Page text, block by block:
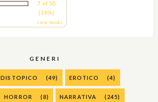
7 of 50
(14%)
view books
GENERI
DISTOPICO (49) EROTICO (4)
HORROR (8) NARRATIVA (245)